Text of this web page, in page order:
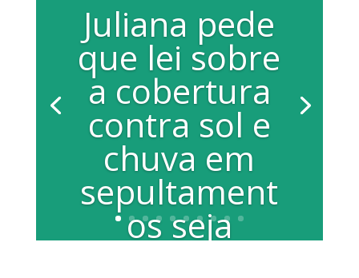
Juliana pede
que lei sobre
a cobertura
contra sol e
chuva em
sepultament
os seja